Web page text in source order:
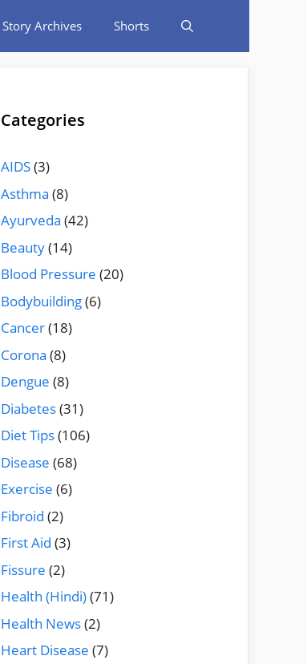
Story Archives Shorts
Categories
AIDS(3)
Asthma (8)
Ayurveda (42)
Beauty(14)
Blood Pressure (20)
Bodybuilding(6)
Cancer(18)
Corona (8)
Dengue (8)
Diabetes(31)
Diet Tips(106)
Disease (68)
Exercise (6)
Fibroid (2)
First Aid (3)
Fissure (2)
Health (Hindi)(71)
Health News(2)
Heart Disease (7)